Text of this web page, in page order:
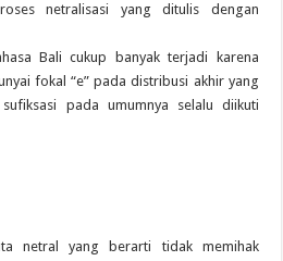
netralisasi yang ditulis dengan
Bali cukup banyak terjadi karena
fokal “e” pada distribusi akhir yang
pada umumnya selalu diikuti
netral yang berarti tidak memihak